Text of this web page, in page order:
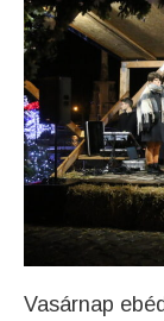
Vasárnap